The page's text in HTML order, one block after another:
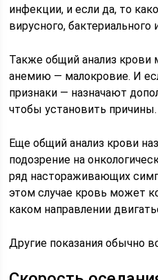
инфекции, и если да, то
вирусного, бактериального
Также общий анализ крови
анемию — малокровие. И
признаки — назначают
чтобы установить причины.
Еще общий анализ крови
подозрение на
ряд настораживающих
этом случае кровь может
каком направлении
Другие показания обычно